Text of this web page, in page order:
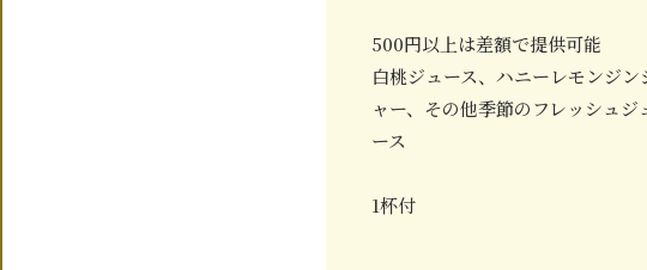
500円以上は差額で提供可能
白桃ジュース、ハニーレモンジン
ャー、その他季節のフレッシュジ
ース
1杯付